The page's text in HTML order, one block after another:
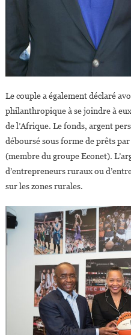
Le couple a également déclaré
philanthropique à se joindre à
de l’Afrique. Le fonds, argent
déboursé sous forme de prêts
(membre du groupe Econet).
d’entrepreneurs ruraux ou
sur les zones rurales.